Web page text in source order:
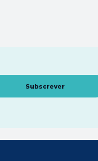
SubscreverAbre num